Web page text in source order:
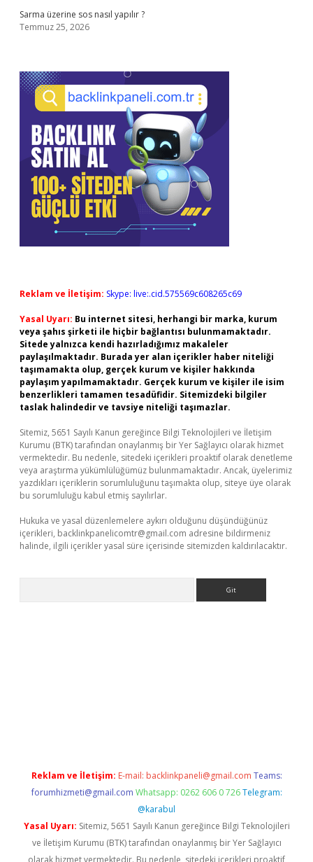
Sarma üzerine sos nasıl yapılır ?
Temmuz 25, 2026
Reklam ve İletişim: Skype: live:.cid.575569c608265c69
Yasal Uyarı: Bu internet sitesi, herhangi bir marka, kurum
veya şahıs şirketi ile hiçbir bağlantısı bulunmamaktadır.
Sitede yalnızca kendi hazırladığımız makaleler
paylaşılmaktadır. Burada yer alan içerikler haber niteliği
taşımamakta olup, gerçek kurum ve kişiler hakkında
paylaşım yapılmamaktadır. Gerçek kurum ve kişiler ile isim
benzerlikleri tamamen tesadüfidir. Sitemizdeki bilgiler
taslak halindedir ve tavsiye niteliği taşımazlar.
Sitemiz, 5651 Sayılı Kanun gereğince Bilgi Teknolojileri ve İletişim
Kurumu (BTK) tarafından onaylanmış bir Yer Sağlayıcı olarak hizmet
vermektedir. Bu nedenle, sitedeki içerikleri proaktif olarak denetleme
veya araştırma yükümlülüğümüz bulunmamaktadır. Ancak, üyelerimiz
yazdıkları içeriklerin sorumluluğunu taşımakta olup, siteye üye olarak
bu sorumluluğu kabul etmiş sayılırlar.
Hukuka ve yasal düzenlemelere aykırı olduğunu düşündüğünüz
içerikleri, backlinkpanelicomtr@gmail.com adresine bildirmeniz
halinde, ilgili içerikler yasal süre içerisinde sitemizden kaldırılacaktır.
Reklam ve İletişim: E-mail: backlinkpaneli@gmail.com Teams:
forumhizmeti@gmail.com Whatsapp: 0262 606 0 726 Telegram:
@karabul
Yasal Uyarı: Sitemiz, 5651 Sayılı Kanun gereğince Bilgi Teknolojileri
ve İletişim Kurumu (BTK) tarafından onaylanmış bir Yer Sağlayıcı
olarak hizmet vermektedir. Bu nedenle, sitedeki içerikleri proaktif